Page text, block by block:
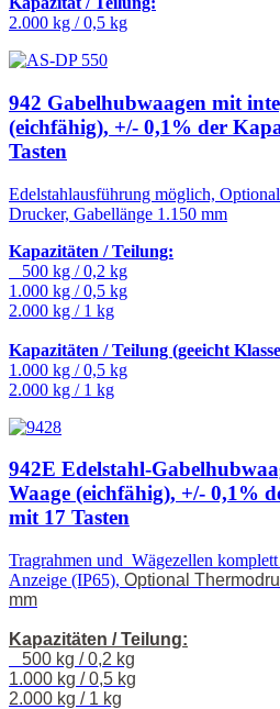
2.000 kg / 0,5 kg
942 Gabelhubwaagen mit
(eichfähig), +/- 0,1% der
Tasten
Edelstahlausführung möglich,
Drucker, Gabellänge 1.150 mm
Kapazitäten / Teilung:
500 kg / 0,2 kg
1.000 kg / 0,5 kg
2.000 kg / 1 kg
Kapazitäten / Teilung (geeicht
1.000 kg / 0,5 kg
2.000 kg / 1 kg
942E Edelstahl-
Waage (eichfähig), +/- 0,1%
mit 17 Tasten
Tragrahmen und Wägezellen
Anzeige (IP65), Optional
mm
Kapazitäten / Teilung:
500 kg / 0,2 kg
1.000 kg / 0,5 kg
2.000 kg / 1 kg